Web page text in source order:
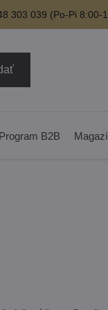
303 039 (Po-Pi 8:00-
Program B2B